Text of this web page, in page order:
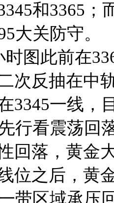
和3365；
大关防守。
此前在
次反抽在中
3345一线，
行看震荡回
回落，黄金
位之后，黄
带区域承压